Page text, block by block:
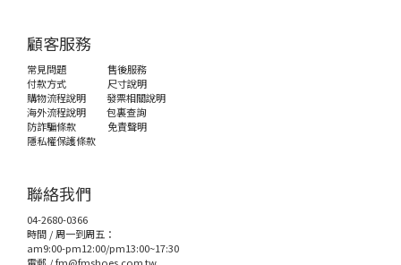
顧客服務
常見問題
售後服務
付款方式
尺寸說明
購物流程說明
發票相關說明
海外流程說明
包裏查詢
防詐騙條款
免責聲明
隱私權保護條款
聯絡我們
04-2680-0366
時間 / 周一到周五：
am9:00-pm12:00/pm13:00~17:30
電郵 /fm@fmshoes.com.tw